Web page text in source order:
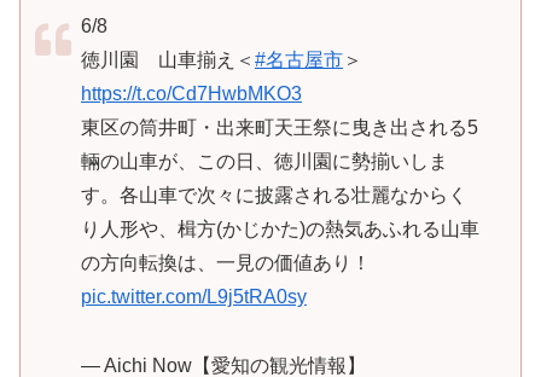
6/8
徳川園 山車揃え＜ #名古屋市 ＞
https://t.co/Cd7HwbMKO3
東区の筒井町・出来町天王祭に曳き出される5
輛の山車が、この日、徳川園に勢揃いしま
す。各山車で次々に披露される壮麗なからく
り人形や、楫方(かじかた)の熱気あふれる山車
の方向転換は、一見の価値あり！
pic.twitter.com/L9j5tRA0sy
— Aichi Now【愛知の観光情報】